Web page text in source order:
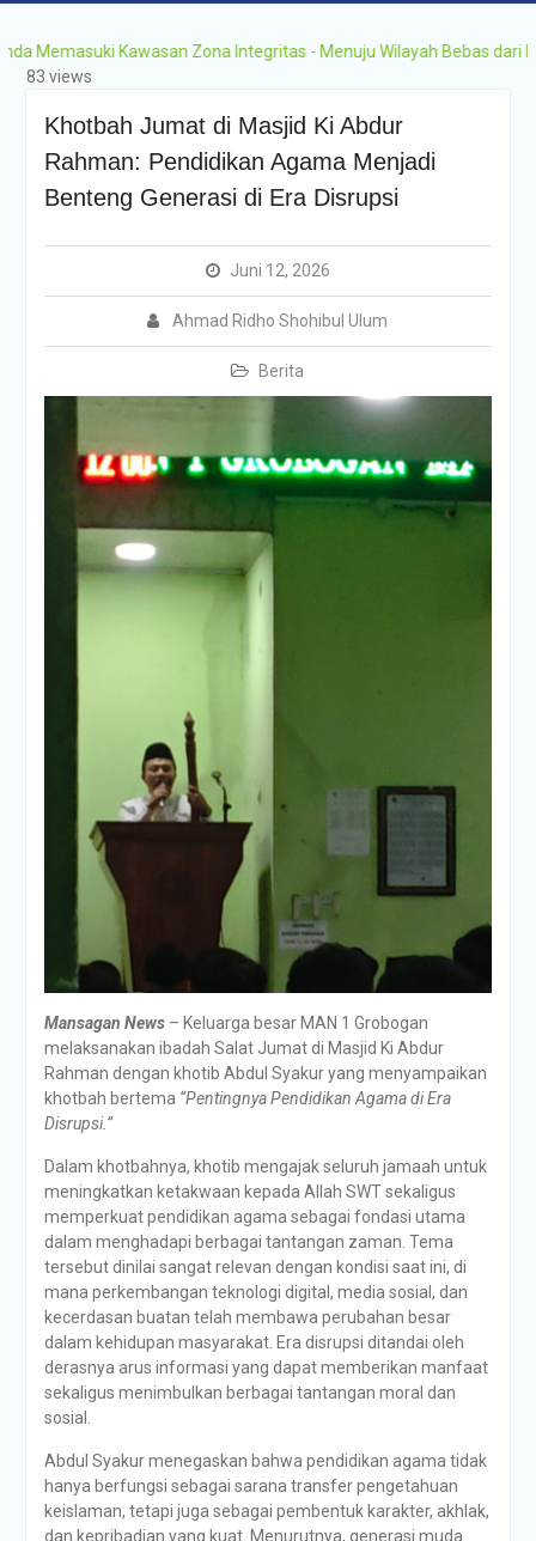
Kawasan Zona Integritas - Menuju Wilayah Bebas dari
83 views
Khotbah Jumat di Masjid Ki Abdur
Rahman: Pendidikan Agama Menjadi
Benteng Generasi di Era Disrupsi
Juni 12, 2026
Ahmad Ridho Shohibul Ulum
Berita
Mansagan News– Keluarga besar MAN 1 Grobogan
melaksanakan ibadah Salat Jumat di Masjid Ki Abdur
Rahman dengan khotib Abdul Syakur yang menyampaikan
khotbah bertema “Pentingnya Pendidikan Agama di Era
Disrupsi.”
Dalam khotbahnya, khotib mengajak seluruh jamaah untuk
meningkatkan ketakwaan kepada Allah SWT sekaligus
memperkuat pendidikan agama sebagai fondasi utama
dalam menghadapi berbagai tantangan zaman. Tema
tersebut dinilai sangat relevan dengan kondisi saat ini, di
mana perkembangan teknologi digital, media sosial, dan
kecerdasan buatan telah membawa perubahan besar
dalam kehidupan masyarakat. Era disrupsi ditandai oleh
derasnya arus informasi yang dapat memberikan manfaat
sekaligus menimbulkan berbagai tantangan moral dan
sosial.
Abdul Syakur menegaskan bahwa pendidikan agama tidak
hanya berfungsi sebagai sarana transfer pengetahuan
keislaman, tetapi juga sebagai pembentuk karakter, akhlak,
dan kepribadian yang kuat. Menurutnya, generasi muda